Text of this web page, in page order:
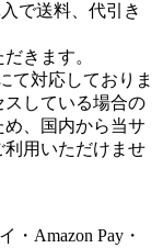
で送料、代引き
きます。
て対応しておりま
している場合の
、国内から当サ
用いただけませ
・Amazon Pay・